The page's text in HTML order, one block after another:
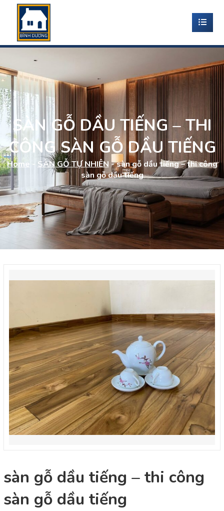
SÀN GỖ DẦU TIẾNG – THI
CÔNG SÀN GỖ DẦU TIẾNG
Home - SÀN GỖ TỰ NHIÊN -sàn gỗ dầu tiếng – thi công
sàn gỗ dầu tiếng
sàn gỗ dầu tiếng – thi công
sàn gỗ dầu tiếng